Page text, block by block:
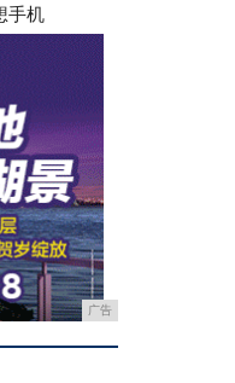
手机
广告